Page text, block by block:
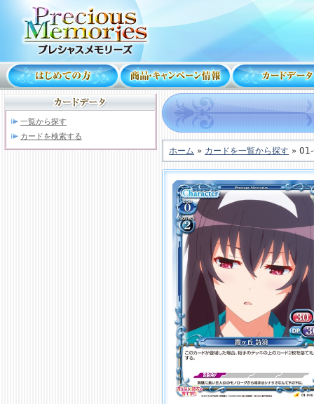
一覧から探す
カードを検索する
ホーム » カードを一覧から探す »